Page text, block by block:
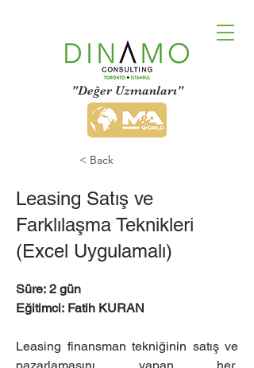
"Değer Uzmanları"
< Back
Leasing Satış ve
Farklılaşma Teknikleri
(Excel Uygulamalı)
Süre: 2 gün
Eğitimci: Fatih KURAN
Leasing finansman tekniğinin satış ve